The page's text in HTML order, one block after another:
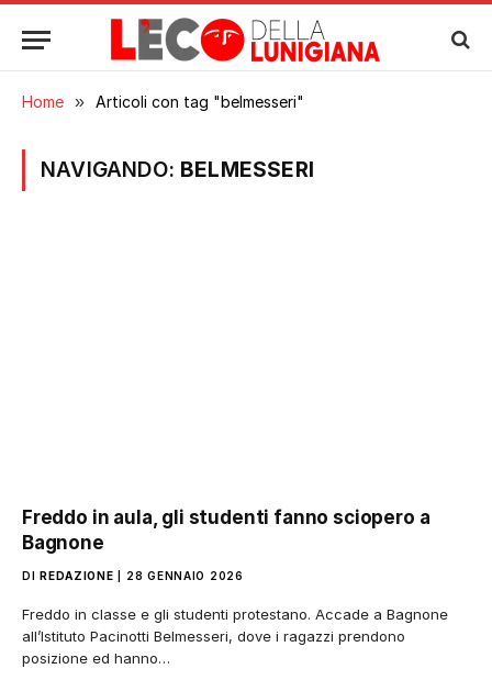
Home » Articoli con tag "belmesseri"
NAVIGANDO: BELMESSERI
Freddo in aula, gli studenti fanno sciopero a
Bagnone
DI REDAZIONE 28 GENNAIO 2026
Freddo in classe e gli studenti protestano. Accade a Bagnone
all’Istituto Pacinotti Belmesseri, dove i ragazzi prendono
posizione ed hanno…